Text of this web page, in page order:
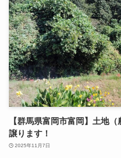
【群馬県富岡市富岡】土地
譲ります！
2025年11月7日